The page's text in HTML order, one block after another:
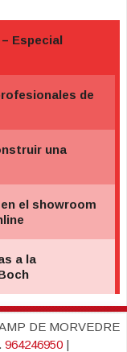
DE MORVEDRE
964246950|